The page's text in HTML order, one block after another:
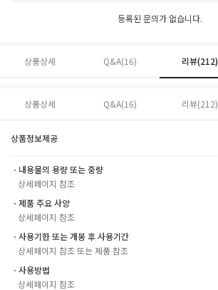
등록된 문의가 없습니다.
상품상세 Q&A(16) 리뷰(212)
상품상세 Q&A(16) 리뷰(212)
상품정보제공
ㆍ내용물의 용량 또는 중량
상세페이지 참조
ㆍ제품 주요 사양
상세페이지 참조
ㆍ사용기한 또는 개봉 후 사용기간
상세페이지 참조 또는 제품 참조
ㆍ사용방법
상세페이지 참조